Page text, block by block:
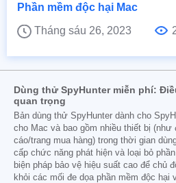
Phần mềm độc hại Mac
Tháng sáu 26, 2023
Dùng thử SpyHunter miễn phí:
quan trọng
Bản dùng thử SpyHunter dành cho
cho Mac và bao gồm nhiều thiết bị
cáo/trang mua hàng) trong thời gian
cấp chức năng phát hiện và loại bỏ
biện pháp bảo vệ hiệu suất cao để chủ
khỏi các mối đe dọa phần mềm độc hại